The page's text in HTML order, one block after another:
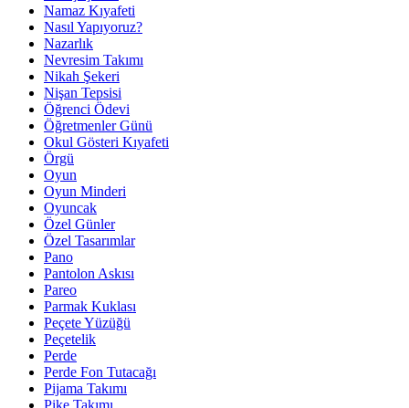
Namaz Kıyafeti
Nasıl Yapıyoruz?
Nazarlık
Nevresim Takımı
Nikah Şekeri
Nişan Tepsisi
Öğrenci Ödevi
Öğretmenler Günü
Okul Gösteri Kıyafeti
Örgü
Oyun
Oyun Minderi
Oyuncak
Özel Günler
Özel Tasarımlar
Pano
Pantolon Askısı
Pareo
Parmak Kuklası
Peçete Yüzüğü
Peçetelik
Perde
Perde Fon Tutacağı
Pijama Takımı